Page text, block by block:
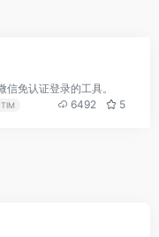
免认证登录的工具。
TIM 6492 5